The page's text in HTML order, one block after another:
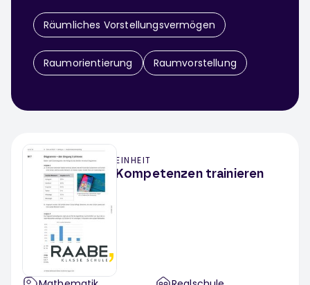
Räumliches Vorstellungsvermögen
Raumorientierung Raumvorstellung
EINHEIT
Kompetenzen trainieren